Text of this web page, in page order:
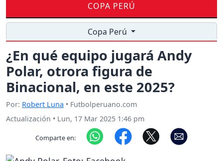
COPA PERÚ
Copa Perú
¿En qué equipo jugará Andy
Polar, otrora figura de
Binacional, en este 2025?
Por: Robert Luna • Futbolperuano.com
Actualización • Lun, 17 Mar 2025 1:46 pm
Comparte en: